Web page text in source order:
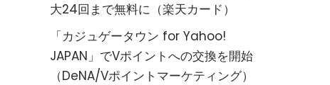
大24回まで無料に（楽天カード）
「カジュゲータウン for Yahoo!
JAPAN」でVポイントへの交換を開始
（DeNA/Vポイントマーケティング）